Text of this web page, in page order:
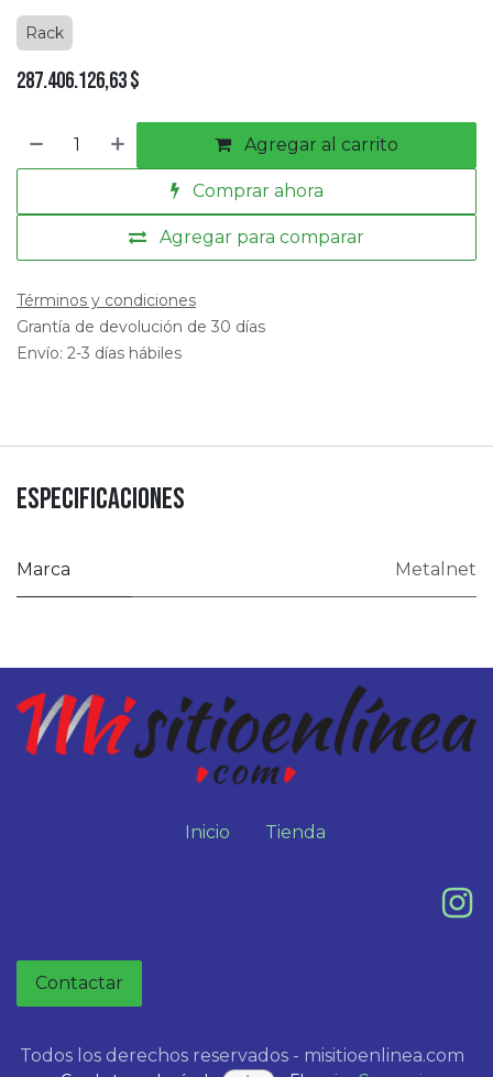
Rack
287.406.126,63$
Agregar al carrito
Comprar ahora
Agregar para comparar
Términos y condiciones
Grantía de devolución de 30 días
Envío: 2-3 días hábiles
Especificaciones
Marca Metalnet
Inicio Tienda
Contactar
Todos los derechos reservados - misitioenlinea.com